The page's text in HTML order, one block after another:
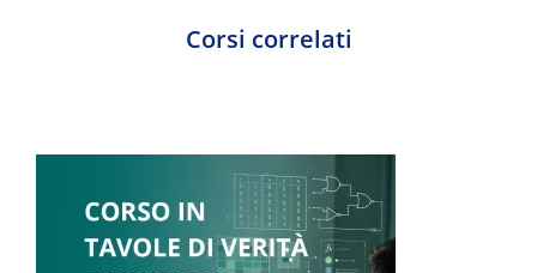
Corsi correlati